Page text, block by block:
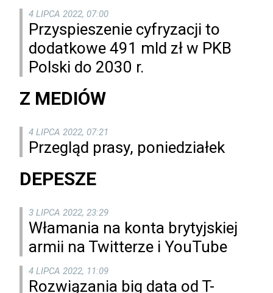
4 LIPCA 2022, 07:00
Przyspieszenie cyfryzacji to
dodatkowe 491 mld zł w PKB
Polski do 2030 r.
Z MEDIÓW
4 LIPCA 2022, 07:21
Przegląd prasy, poniedziałek
DEPESZE
3 LIPCA 2022, 23:29
Włamania na konta brytyjskiej
armii na Twitterze i YouTube
4 LIPCA 2022, 11:09
Rozwiązania big data od T-